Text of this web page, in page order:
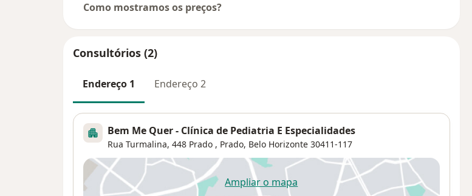
Como mostramos os preços?
Consultórios (2)
Endereço 1 Endereço 2
Bem Me Quer - Clínica de Pediatria E Especialidades
Rua Turmalina, 448 Prado , Prado, Belo Horizonte 30411-117
Ampliar o mapaabre num novo separador